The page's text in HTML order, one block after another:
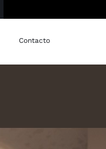
Contacto